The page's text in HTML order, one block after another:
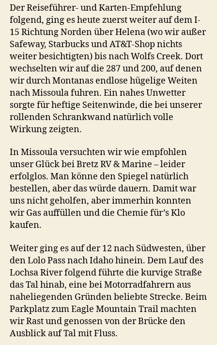
üblen
Verlusten
Der Reiseführer- und Karten-Empfehlung
folgend, ging es heute zuerst weiter auf dem I-
15 Richtung Norden über Helena (wo wir außer
Safeway, Starbucks und AT&T-Shop nichts
weiter besichtigten) bis nach Wolfs Creek. Dort
wechselten wir auf die 287 und 200, auf denen
wir durch Montanas endlose hügelige Weiten
nach Missoula fuhren. Ein nahes Unwetter
sorgte für heftige Seitenwinde, die bei unserer
rollenden Schrankwand natürlich volle
Wirkung zeigten.
In Missoula versuchten wir wie empfohlen
unser Glück bei Bretz RV & Marine – leider
erfolglos. Man könne den Spiegel natürlich
bestellen, aber das würde dauern. Damit war
uns nicht geholfen, aber immerhin konnten
wir Gas auffüllen und die Chemie für’s Klo
kaufen.
Weiter ging es auf der 12 nach Südwesten, über
den Lolo Pass nach Idaho hinein. Dem Lauf des
Lochsa River folgend führte die kurvige Straße
das Tal hinab, eine bei Motorradfahrern aus
naheliegenden Gründen beliebte Strecke. Beim
Parkplatz zum Eagle Mountain Trail machten
wir Rast und genossen von der Brücke den
Ausblick auf Tal mit Fluss.